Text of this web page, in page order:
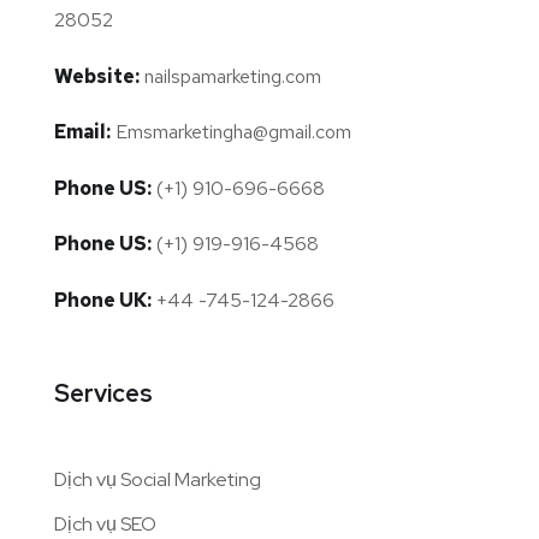
28052
Website:nailspamarketing.com
Email: Emsmarketingha@gmail.com
Phone US: (+1) 910-696-6668
Phone US: (+1) 919-916-4568
Phone UK: +44 -745-124-2866
Services
Dịch vụ Social Marketing
Dịch vụ SEO